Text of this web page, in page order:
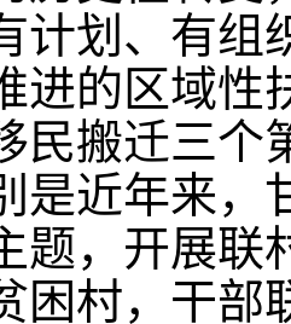
计划、有组
进的区域性
民搬迁三个
近年来，
题，开展联
困村，干部